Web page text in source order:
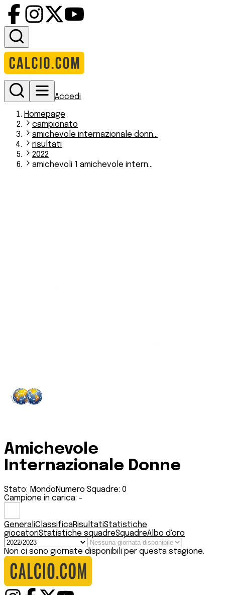
Accedi
Homepage
campionato
amichevole internazionale donn...
risultati
2022
amichevoli 1 amichevole intern...
Amichevole
Internazionale Donne
Stato: MondoNumero Squadre: 0
Campione in carica: -
GeneraliClassificaRisultatiStatistiche
giocatoriStatistiche squadreSquadreAlbo d'oro
Non ci sono giornate disponibili per questa stagione.